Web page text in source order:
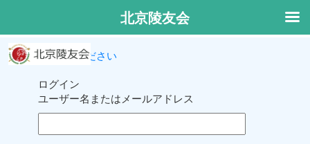
ログインしてください
ログイン
ユーザー名またはメールアドレス
北京陵友会